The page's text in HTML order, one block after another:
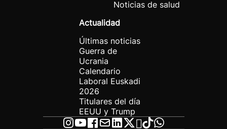
Noticias de salud
Actualidad
Últimas noticias
Guerra de
Ucrania
Calendario
Laboral Euskadi
2026
Titulares del día
EEUU y Trump